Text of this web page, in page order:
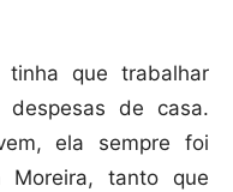
tinha que trabalhar
de casa.
ela sempre foi
Moreira, tanto que